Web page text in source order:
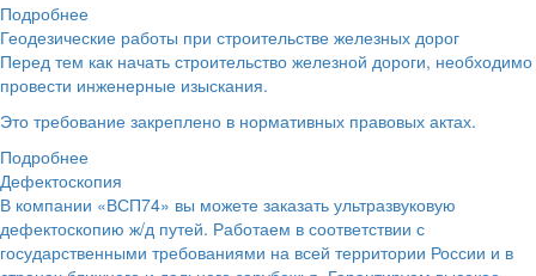
Подробнее
Геодезические работы при строительстве железных дорог
Перед тем как начать строительство железной дороги, необходимо
провести инженерные изыскания.
Это требование закреплено в нормативных правовых актах.
Подробнее
Дефектоскопия
В компании «ВСП74» вы можете заказать ультразвуковую
дефектоскопию ж/д путей. Работаем в соответствии с
государственными требованиями на всей территории России и в